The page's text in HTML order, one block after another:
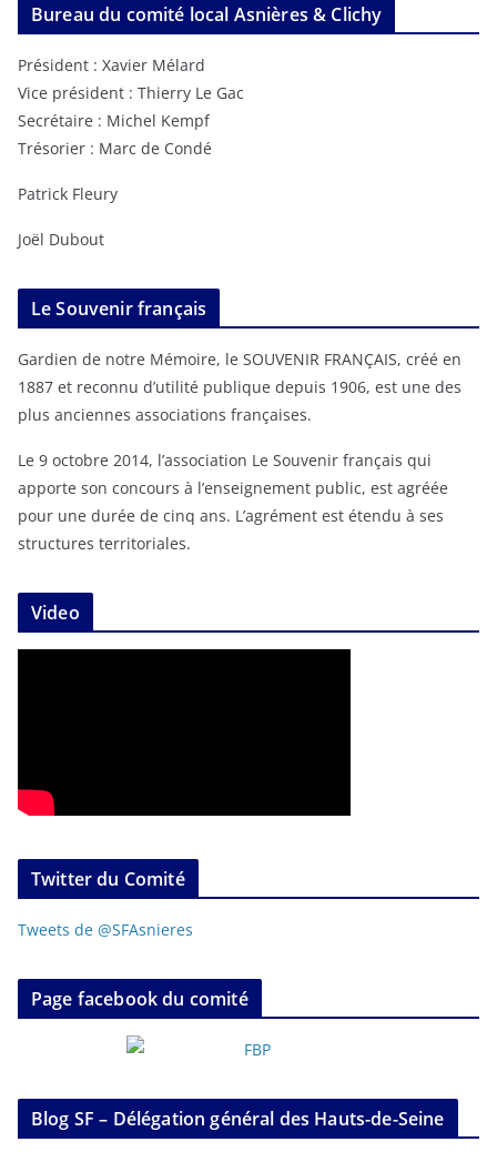
Bureau du comité local Asnières & Clichy
Président : Xavier Mélard
Vice président : Thierry Le Gac
Secrétaire : Michel Kempf
Trésorier : Marc de Condé
Patrick Fleury
Joël Dubout
Le Souvenir français
Gardien de notre Mémoire, le SOUVENIR FRANÇAIS, créé en
1887 et reconnu d’utilité publique depuis 1906, est une des
plus anciennes associations françaises.
Le 9 octobre 2014, l’association Le Souvenir français qui
apporte son concours à l’enseignement public, est agréée
pour une durée de cinq ans. L’agrément est étendu à ses
structures territoriales.
Video
Twitter du Comité
Tweets de @SFAsnieres
Page facebook du comité
Blog SF – Délégation général des Hauts-de-Seine